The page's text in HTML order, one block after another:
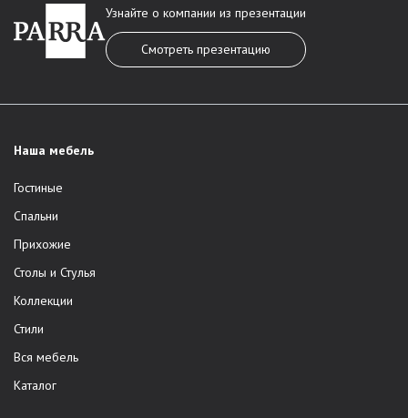
Наша мебель
Гостиные
Спальни
Прихожие
Столы и Стулья
Коллекции
Стили
Вся мебель
Каталог
Узнайте о компании из презентации
Смотреть презентацию